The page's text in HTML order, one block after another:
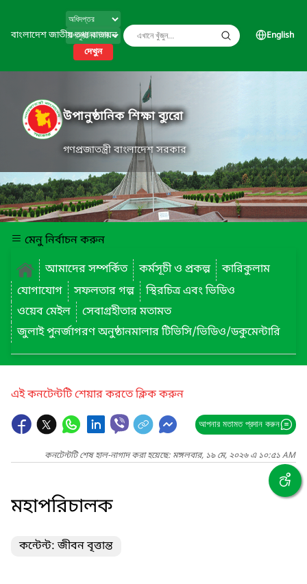
বাংলাদেশ জাতীয় তথ্য বাতায়ন
দেখুন
English
উপানুষ্ঠানিক শিক্ষা ব্যুরো
গণপ্রজাতন্ত্রী বাংলাদেশ সরকার
মেনু নির্বাচন করুন
আমাদের সম্পর্কিত
কর্মসূচী ও প্রকল্প
কারিকুলাম
যোগাযোগ
সফলতার গল্প
স্থিরচিত্র এবং ভিডিও
ওয়েব মেইল
সেবাগ্রহীতার মতামত
জুলাই পুনর্জাগরণ অনুষ্ঠানমালার টিভিসি/ভিডিও/ডকুমেন্টারি
এই কনটেন্টটি শেয়ার করতে ক্লিক করুন
আপনার মতামত প্রদান করুন
কনটেন্টটি শেষ হাল-নাগাদ করা হয়েছে: মঙ্গলবার, ১৯ মে, ২০২৬ এ ১০:৫১ AM
মহাপরিচালক
কন্টেন্ট: জীবন বৃত্তান্ত